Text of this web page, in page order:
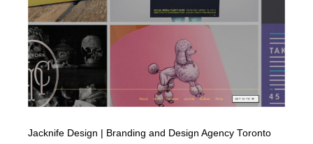
Jacknife Design | Branding and Design Agency Toronto